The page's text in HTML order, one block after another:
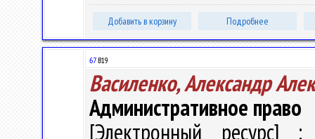
Добавить в корзину Подробнее
67В19
Василенко, Александр
Административное право
[Электронный ресурс] :